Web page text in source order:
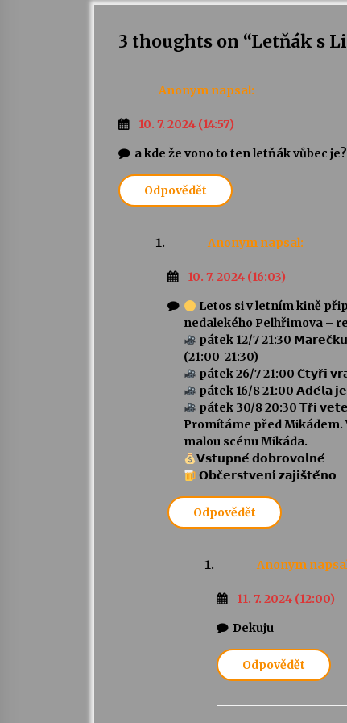
3 thoughts on “Letňák s
Anonym napsal:
10. 7. 2024 (14:57)
a kde že vono to ten letňák vůbec je?
Odpovědět
Anonym napsal:
10. 7. 2024 (16:03)
Letos si v letním kině
nedalekého Pelhřimova –
pátek 12/7 21:30
(21:00-21:30)
pátek 26/7 21:00 𝗖̌𝘁𝘆𝗿̌𝗶
pátek 16/8 21:00 𝗔𝗱𝗲́𝗹𝗮
pátek 30/8 20:30 𝗧𝗿̌𝗶
Promítáme před Mikádem.
malou scénu Mikáda.
𝗩𝘀𝘁𝘂𝗽𝗻𝗲́ 𝗱𝗼𝗯𝗿𝗼𝘃𝗼𝗹𝗻𝗲́
𝗢𝗯𝗰̌𝗲𝗿𝘀𝘁𝘃𝗲𝗻𝗶́ 𝘇𝗮𝗷𝗶𝘀̌𝘁𝗲̌𝗻𝗼
Odpovědět
Anonym
11. 7. 2024 (12:00)
Dekuju
Odpovědět